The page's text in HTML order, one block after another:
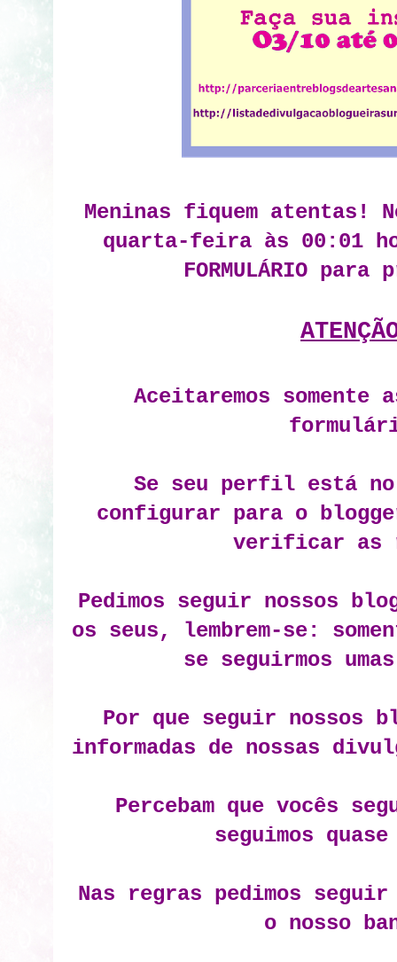
Meninas fiquem atentas!
quarta-feira às 00:01
FORMULÁRIO para
Aceitaremos somente
Se seu perfil está
configurar para o
verificar as
Pedimos seguir nossos
os seus, lembrem-se:
se seguirmos
Por que seguir nossos
informadas de nossas
Percebam que vocês
seguimos
Nas regras pedimos
o nosso